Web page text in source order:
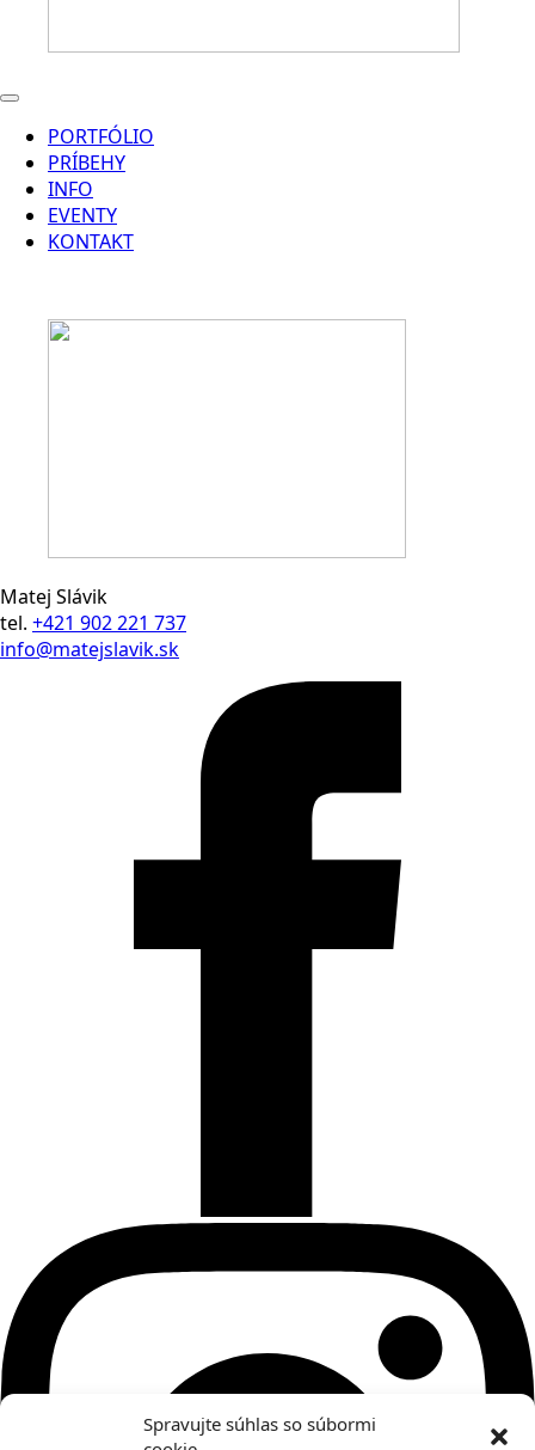
Spravujte súhlas so súbormi
PORTFÓLIO
PRÍBEHY
INFO
EVENTY
KONTAKT
Matej Slávik
tel. +421 902 221 737
info@matejslavik.sk